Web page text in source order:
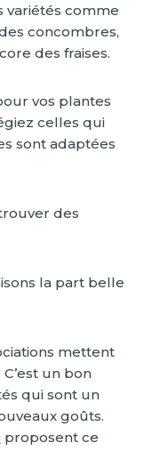
variétés comme
concombres,
des fraises.
vos plantes
celles qui
sont adaptées
des
la part belle
mettent
un bon
qui sont un
goûts.
proposent ce